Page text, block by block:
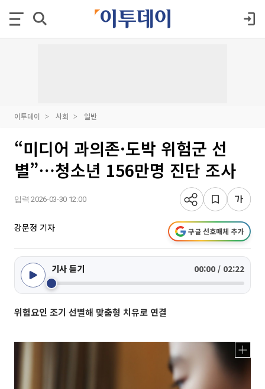
이투데이 사회 일반
“미디어 과의존·도박 위험군 선
별”⋯청소년 156만명 진단 조사
입력 2026-03-30 12:00
강문정 기자 구글 선호매체 추가
기사 듣기 00:00 / 02:22
위험요인 조기 선별해 맞춤형 치유로 연결